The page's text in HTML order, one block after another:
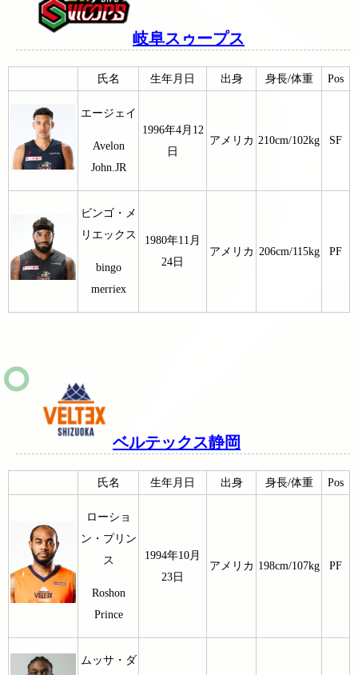
岐阜スゥープス
氏名 生年月日 出身 身長/体重 Pos
エージェイ
Avelon
John.JR
1996年4月12
日
アメリカ 210cm/102kg SF
ビンゴ・メ
リエックス
bingo
merriex
1980年11月
24日
アメリカ 206cm/115kg PF
ベルテックス静岡
氏名 生年月日 出身 身長/体重 Pos
ローショ
ン・プリン
ス
Roshon
Prince
1994年10月
23日
アメリカ 198cm/107kg PF
ムッサ・ダ